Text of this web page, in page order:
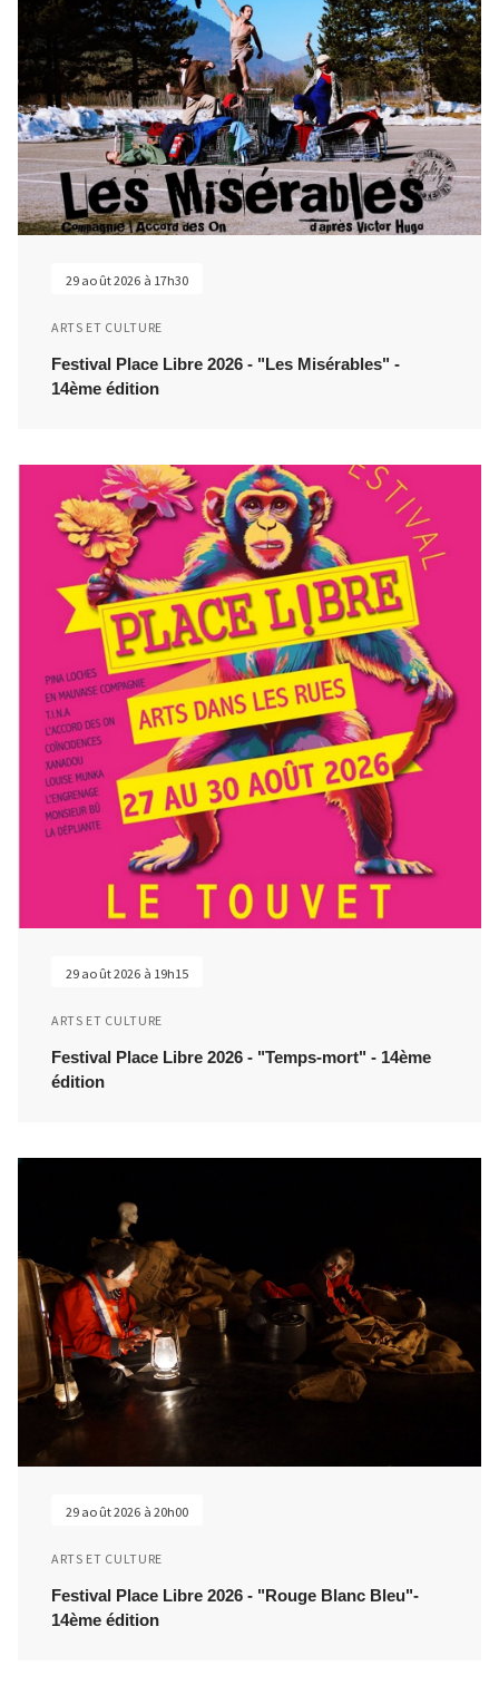
Festival Place Libre 2026 - "Les Misérables" -
14ème édition
ARTS ET CULTURE
29 août 2026 à 17h30
Festival Place Libre 2026 - "Temps-mort" - 14ème
édition
ARTS ET CULTURE
29 août 2026 à 19h15
Festival Place Libre 2026 - "Rouge Blanc Bleu"-
14ème édition
ARTS ET CULTURE
29 août 2026 à 20h00